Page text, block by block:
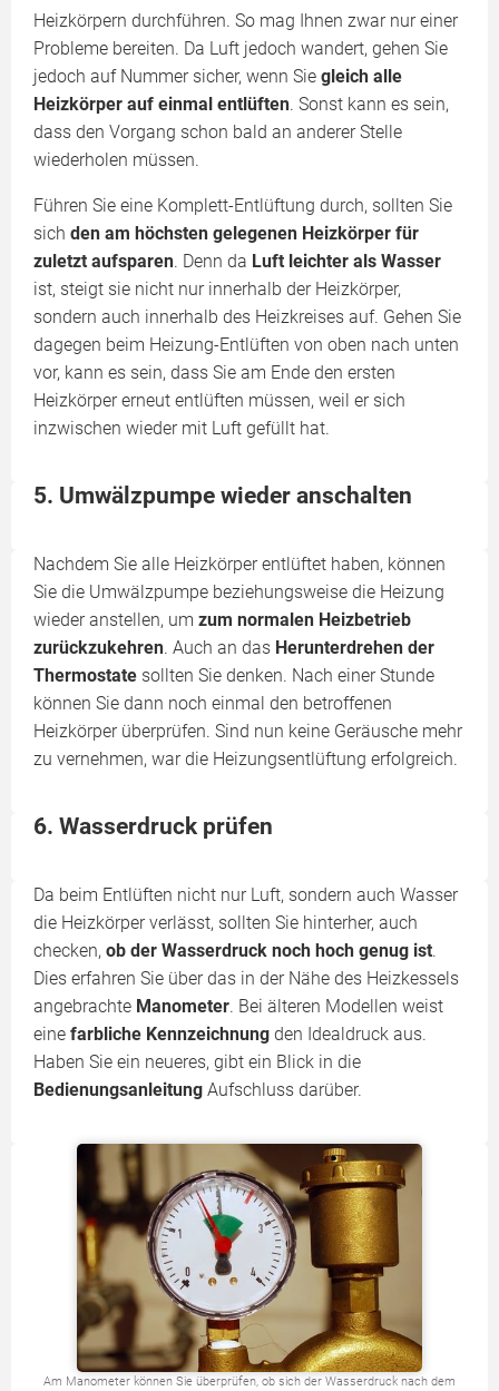
Heizkörpern durchführen. So mag Ihnen zwar nur einer
Probleme bereiten. Da Luft jedoch wandert, gehen Sie
jedoch auf Nummer sicher, wenn Sie gleich alle
Heizkörper auf einmal entlüften. Sonst kann es sein,
dass den Vorgang schon bald an anderer Stelle
wiederholen müssen.
Führen Sie eine Komplett-Entlüftung durch, sollten Sie
sich den am höchsten gelegenen Heizkörper für
zuletzt aufsparen. Denn da Luft leichter als Wasser
ist, steigt sie nicht nur innerhalb der Heizkörper,
sondern auch innerhalb des Heizkreises auf. Gehen Sie
dagegen beim Heizung-Entlüften von oben nach unten
vor, kann es sein, dass Sie am Ende den ersten
Heizkörper erneut entlüften müssen, weil er sich
inzwischen wieder mit Luft gefüllt hat.
5. Umwälzpumpe wieder anschalten
Nachdem Sie alle Heizkörper entlüftet haben, können
Sie die Umwälzpumpe beziehungsweise die Heizung
wieder anstellen, um zum normalen Heizbetrieb
zurückzukehren. Auch an das Herunterdrehen der
Thermostate sollten Sie denken. Nach einer Stunde
können Sie dann noch einmal den betroffenen
Heizkörper überprüfen. Sind nun keine Geräusche mehr
zu vernehmen, war die Heizungsentlüftung erfolgreich.
6. Wasserdruck prüfen
Da beim Entlüften nicht nur Luft, sondern auch Wasser
die Heizkörper verlässt, sollten Sie hinterher, auch
checken, ob der Wasserdruck noch hoch genug ist.
Dies erfahren Sie über das in der Nähe des Heizkessels
angebrachte Manometer. Bei älteren Modellen weist
eine farbliche Kennzeichnung den Idealdruck aus.
Haben Sie ein neueres, gibt ein Blick in die
Bedienungsanleitung Aufschluss darüber.
Am Manometer können Sie überprüfen, ob sich der Wasserdruck nach dem